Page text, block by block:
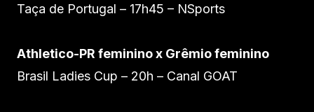
Taça de Portugal – 17h45 – NSports
Athletico-PR feminino x Grêmio feminino
Brasil Ladies Cup – 20h – Canal GOAT